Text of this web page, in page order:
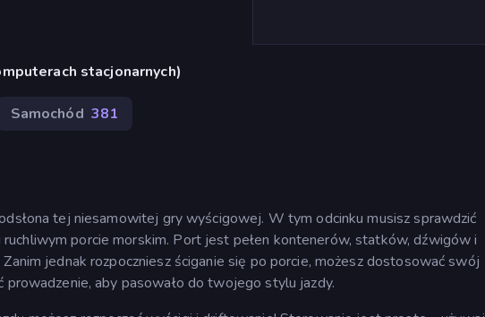
stacjonarnych)
Samochód 381
tej niesamowitej gry wyścigowej. W tym odcinku musisz sprawdzić
porcie morskim. Port jest pełen kontenerów, statków, dźwigów i
jednak rozpoczniesz ściganie się po porcie, możesz dostosować swój
aby pasowało do twojego stylu jazdy.